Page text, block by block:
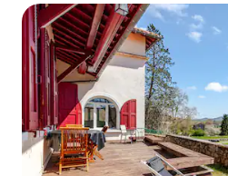
場）があり、歩道には機械があ
スケジュールは、月曜日から土曜
09:00-13:00と17:00-20:30です。
くには白い線（無料駐車場）もあ
す。例えば、Carrer Torresと
す。 *ご希望の場合は、弊社の専
にお車を駐めていただくことも
す。
（ES）公共交通機関で/（ENG）